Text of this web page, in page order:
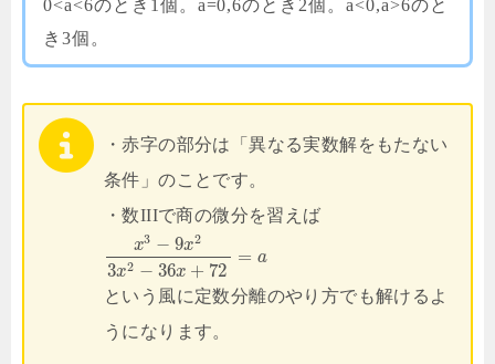
0<a<6のとき1個。a=0,6のとき2個。a<0,a>6のと
き3個。
・赤字の部分は「異なる実数解をもたない
条件」のことです。
・数IIIで商の微分を習えば
x3 − 9x2
3x2 − 36x + 72
= a
という風に定数分離のやり方でも解けるよ
うになります。